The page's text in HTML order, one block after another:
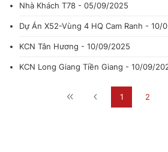
Nhà Khách T78 - 05/09/2025
Dự Án X52-Vùng 4 HQ Cam Ranh - 10/
KCN Tân Hương - 10/09/2025
KCN Long Giang Tiền Giang - 10/09/
1 2